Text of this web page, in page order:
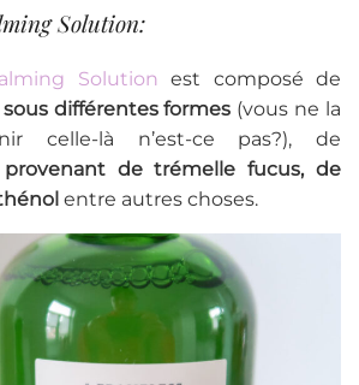
Solution:
Solution est composé de
différentes formes (vous ne la
celle-là n’est-ce pas?), de
provenant de trémelle fucus, de
entre autres choses.